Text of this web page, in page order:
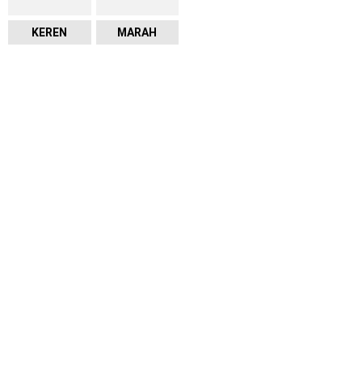
KEREN MARAH